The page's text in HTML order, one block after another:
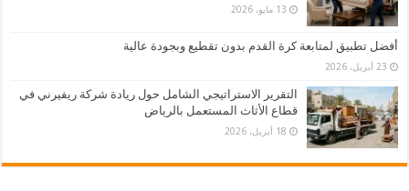
13 مايو، 2026
أفضل تطبيق لمتابعة كرة القدم بدون تقطيع وبجودة عالية
23 أبريل، 2026
التقرير الاستراتيجي الشامل حول ريادة شركة ريفيرني في
قطاع الأثاث المستعمل بالرياض
18 أبريل، 2026